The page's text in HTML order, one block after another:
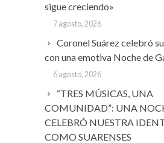
sigue creciendo»
7 agosto, 2026
Coronel Suárez celebró
con una emotiva Noche de
6 agosto, 2026
“TRES MÚSICAS, UNA
COMUNIDAD”: UNA
CELEBRÓ NUESTRA
COMO SUARENSES